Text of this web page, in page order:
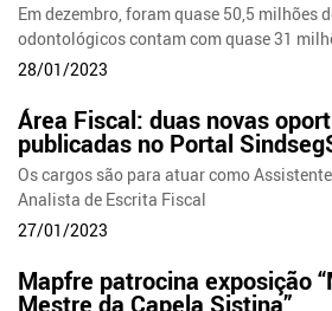
Em dezembro, foram quase 50,5 milhões
odontológicos contam com quase 31
28/01/2023
Área Fiscal: duas novas
publicadas no Portal
Os cargos são para atuar como
Analista de Escrita Fiscal
27/01/2023
Mapfre patrocina exposição
Mestre da Capela Sistina”